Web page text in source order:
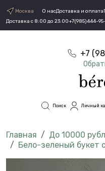
Москва О насДоставка и оплата
Доставка с 8:00 до 23:00+7(985)444-
+7
Поиск Личный
До 10000
Бело-зеленый букет